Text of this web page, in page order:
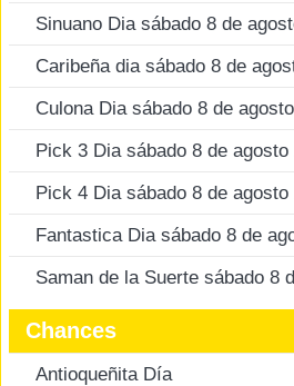
Sinuano Dia sábado 8 de
Caribeña dia sábado 8 de
Culona Dia sábado 8 de
Pick 3 Dia sábado 8 de agosto
Pick 4 Dia sábado 8 de agosto
Fantastica Dia sábado 8 de
Saman de la Suerte sábado 8
Chances
Antioqueñita Día